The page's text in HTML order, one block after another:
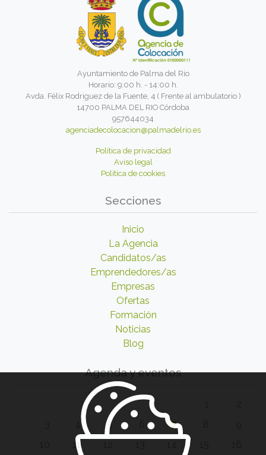
Ayuntamiento de Palma del Río
Horario: 9:00 h. - 14:00 h.
Avda. Félix Rodriguez de la Fuente, 4 ( Frente al ambulatorio )
14700 PALMA DEL RIO Córdoba
957644034
agenciadecolocacion@palmadelrio.es
Política de privacidad
Aviso legal
Política de cookies
Secciones
Inicio
La Agencia
Candidatos/as
Emprendedores/as
Empresas
Ofertas
Formación
Noticias
Blog
Agenda y eventos
5 7
11